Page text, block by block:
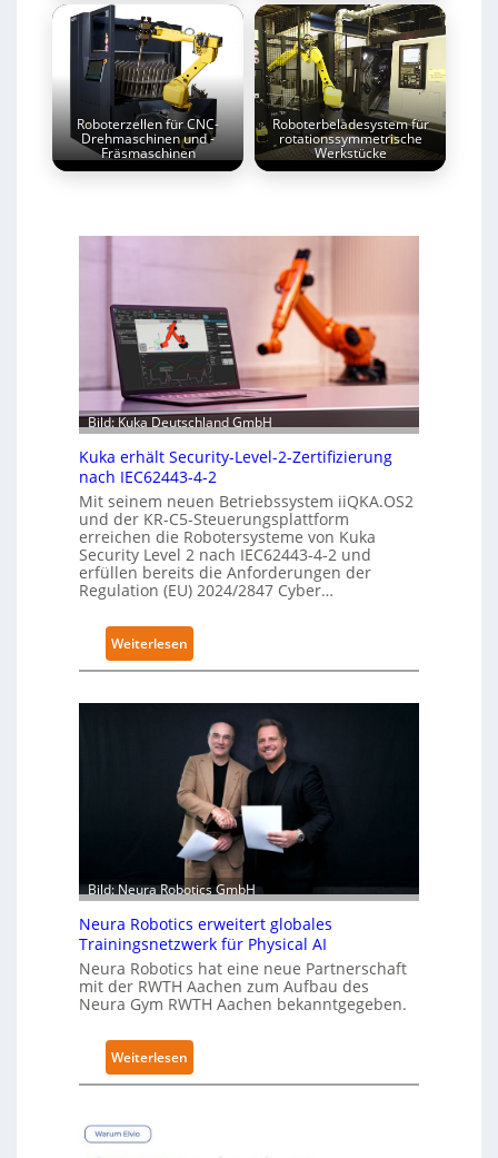
Roboterzellen für CNC-
Drehmaschinen und -
Fräsmaschinen
Roboterbeladesystem für
rotationssymmetrische
Werkstücke
Bild: Kuka Deutschland GmbH
Kuka erhält Security-Level-2-Zertifizierung
nach IEC62443-4-2
Mit seinem neuen Betriebssystem iiQKA.OS2
und der KR-C5-Steuerungsplattform
erreichen die Robotersysteme von Kuka
Security Level 2 nach IEC62443-4-2 und
erfüllen bereits die Anforderungen der
Regulation (EU) 2024/2847 Cyber…
Weiterlesen
K
e
h
ä
l
t
S
e
c
u
r
i
t
-
Bild: Neura Robotics GmbH
Neura Robotics erweitert globales
Trainingsnetzwerk für Physical AI
Neura Robotics hat eine neue Partnerschaft
mit der RWTH Aachen zum Aufbau des
Neura Gym RWTH Aachen bekanntgegeben.
Weiterlesen
N